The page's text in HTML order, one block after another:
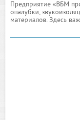
Предприятие «ВБМ
опалубки,
материалов. Здесь
обслуживание